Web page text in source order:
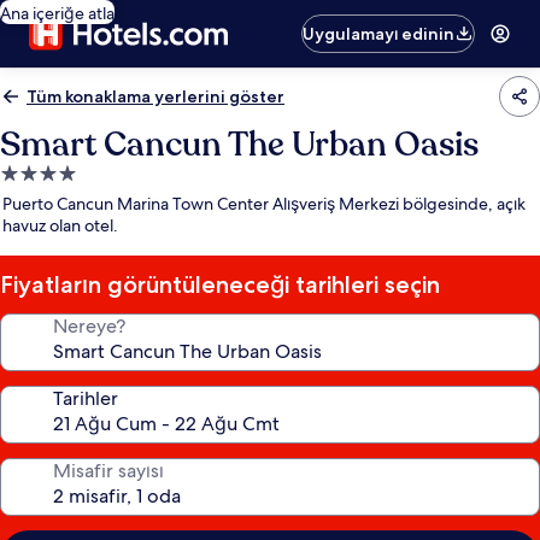
Ana içeriğe atla
Uygulamayı edinin
Tüm konaklama yerlerini göster
Smart Cancun The Urban Oasis
4.0
yıldızlı
konaklama
yeri
Puerto Cancun Marina Town Center Alışveriş Merkezi bölgesinde, açık
havuz olan otel.
Fiyatların görüntüleneceği tarihleri seçin
Nereye?
Tarihler
Misafir sayısı